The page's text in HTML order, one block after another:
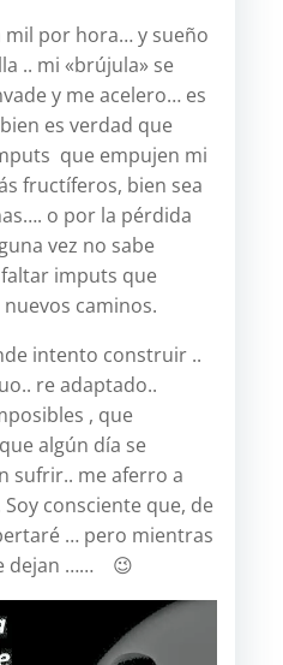
mil por hora… y sueño
.. mi «brújula» se
y me acelero… es
es verdad que
que empujen mi
fructíferos, bien sea
o por la pérdida
vez no sabe
imputs que
caminos.
intento construir ..
re adaptado..
, que
algún día se
sufrir.. me aferro a
consciente que, de
… pero mientras
dejan …… 😉